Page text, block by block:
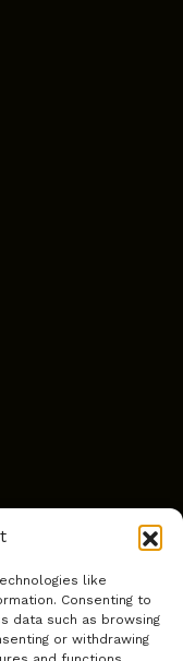
like
Consenting to
data such as browsing
or withdrawing